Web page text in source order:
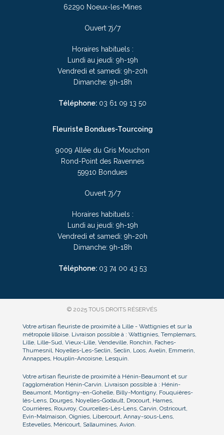
62290 Noeux-les-Mines
Ouvert 7j/7
Horaires habituels :
Lundi au jeudi: 9h-19h
Vendredi et samedi: 9h-20h
Dimanche: 9h-18h
Téléphone: 03 61 09 13 50
Fleuriste Bondues-Tourcoing
9009 Allée du Gris Mouchon
Rond-Point des Ravennes
59910 Bondues
Ouvert 7j/7
Horaires habituels :
Lundi au jeudi: 9h-19h
Vendredi et samedi: 9h-20h
Dimanche: 9h-18h
Téléphone: 03 74 00 43 53
© 2025 TOUS DROITS RÉSERVÉS
Votre artisan fleuriste de proximité à Lille - Wattignies et sur la
métropole lilloise. Livraison possible à : Wattignies, Templemars,
Lille, Lille-Sud, Vieux-Lille, Vendeville, Ronchin, Faches-
Thumesnil, Noyelles-Les-Seclin, Seclin, Loos, Avelin, Emmerin,
Annappes, Houplin-Ancoisne, Lesquin.
Votre artisan fleuriste de proximité à Hénin-Beaumont et sur
l'agglomération Hénin-Carvin. Livraison possible à : Hénin-
Beaumont, Montigny-en-Gohelle, Billy-Montigny, Fouquières-
lès-Lens, Dourges, Noyelles-Godault, Drocourt, Harnes,
Courrières, Rouvroy, Courcelles-Lès-Lens, Carvin, Ostricourt,
Evin-Malmaison, Oignies, Libercourt, Annay-sous-Lens,
Estevelles, Méricourt, Sallaumines, Avion.